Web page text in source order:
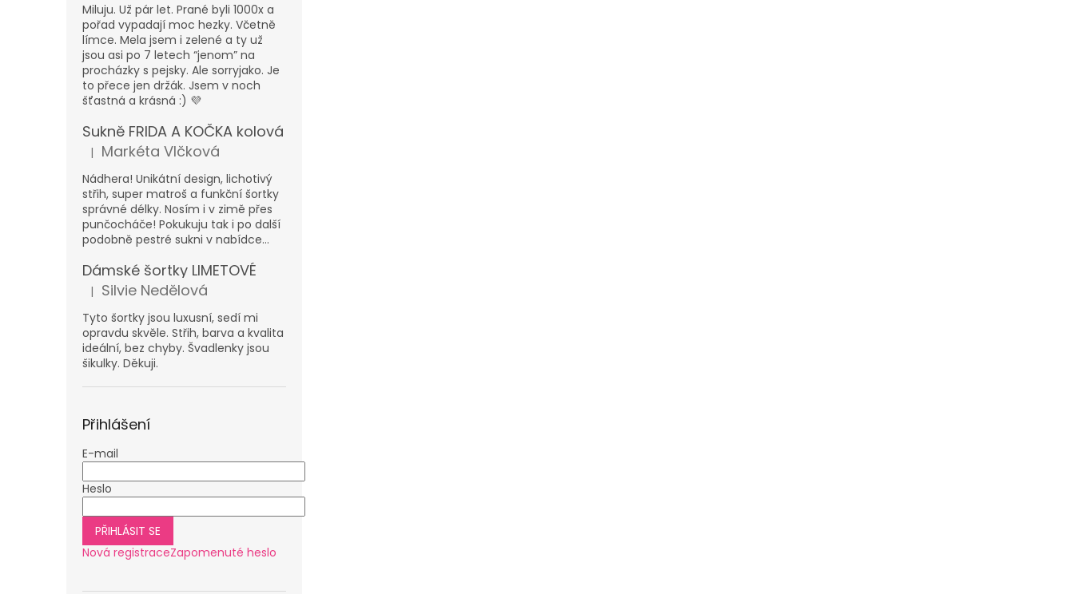
Miluju. Už pár let. Prané byli 1000x a
pořad vypadají moc hezky. Včetně
límce. Mela jsem i zelené a ty už
jsou asi po 7 letech “jenom” na
procházky s pejsky. Ale sorryjako. Je
to přece jen držák. Jsem v noch
šťastná a krásná :) 💜
Sukně FRIDA A KOČKA kolová
Hodnocení produktu je 5 z 5 hvězdiček.
| Markéta Vlčková
Nádhera! Unikátní design, lichotivý
střih, super matroš a funkční šortky
správné délky. Nosím i v zimě přes
punčocháče! Pokukuju tak i po další
podobně pestré sukni v nabídce...
Dámské šortky LIMETOVÉ
Hodnocení produktu je 5 z 5 hvězdiček.
| Silvie Nedělová
Tyto šortky jsou luxusní, sedí mi
opravdu skvěle. Střih, barva a kvalita
ideální, bez chyby. Švadlenky jsou
šikulky. Děkuji.
Přihlášení
E-mail
Heslo
PŘIHLÁSIT SE
Nová registraceZapomenuté heslo